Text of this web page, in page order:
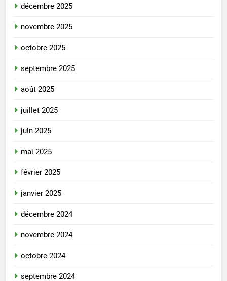
décembre 2025
novembre 2025
octobre 2025
septembre 2025
août 2025
juillet 2025
juin 2025
mai 2025
février 2025
janvier 2025
décembre 2024
novembre 2024
octobre 2024
septembre 2024